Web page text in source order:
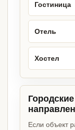
Гостиница
Отель
Хостел
Если объект